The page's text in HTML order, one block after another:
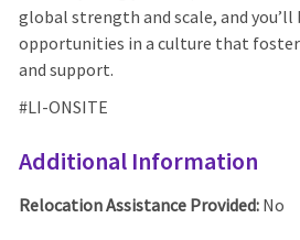
global strength and scale, and you’ll
opportunities in a culture that
and support.
#LI-ONSITE
Additional Information
Relocation Assistance Provided: No